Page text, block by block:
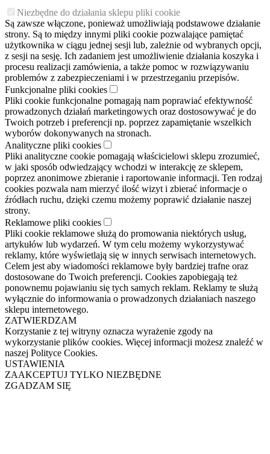
Niezbędne do działania sklepu pliki cookie
Są zawsze włączone, ponieważ umożliwiają podstawowe działanie
strony. Są to między innymi pliki cookie pozwalające pamiętać
użytkownika w ciągu jednej sesji lub, zależnie od wybranych opcji,
z sesji na sesję. Ich zadaniem jest umożliwienie działania koszyka i
procesu realizacji zamówienia, a także pomoc w rozwiązywaniu
problemów z zabezpieczeniami i w przestrzeganiu przepisów.
Funkcjonalne pliki cookies
Pliki cookie funkcjonalne pomagają nam poprawiać efektywność
prowadzonych działań marketingowych oraz dostosowywać je do
Twoich potrzeb i preferencji np. poprzez zapamiętanie wszelkich
wyborów dokonywanych na stronach.
Analityczne pliki cookies
Pliki analityczne cookie pomagają właścicielowi sklepu zrozumieć,
w jaki sposób odwiedzający wchodzi w interakcję ze sklepem,
poprzez anonimowe zbieranie i raportowanie informacji. Ten rodzaj
cookies pozwala nam mierzyć ilość wizyt i zbierać informacje o
źródłach ruchu, dzięki czemu możemy poprawić działanie naszej
strony.
Reklamowe pliki cookies
Pliki cookie reklamowe służą do promowania niektórych usług,
artykułów lub wydarzeń. W tym celu możemy wykorzystywać
reklamy, które wyświetlają się w innych serwisach internetowych.
Celem jest aby wiadomości reklamowe były bardziej trafne oraz
dostosowane do Twoich preferencji. Cookies zapobiegają też
ponownemu pojawianiu się tych samych reklam. Reklamy te służą
wyłącznie do informowania o prowadzonych działaniach naszego
sklepu internetowego.
ZATWIERDZAM
Korzystanie z tej witryny oznacza wyrażenie zgody na
wykorzystanie plików cookies. Więcej informacji możesz znaleźć w
naszej Polityce Cookies.
USTAWIENIA
ZAAKCEPTUJ TYLKO NIEZBĘDNE
ZGADZAM SIĘ